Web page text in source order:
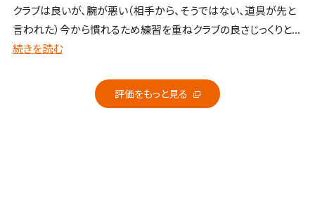
クラブは良いが、腕が悪い（相手から、そうではない、道具が先と
言われた）今から慣れるため練習を重ねクラブの良さじっくりとあ
じあう？、
続きを読む
評価をもっと見る